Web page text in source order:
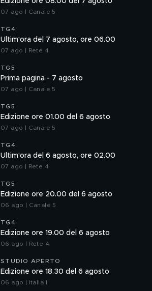
07 ago | Canale 5
TG4
Ultim'ora del 7 agosto, ore 06.00
07 ago | Rete 4
TG5
Prima pagina - 7 agosto
07 ago | Canale 5
TG5
Edizione ore 01.00 del 6 agosto
07 ago | Canale 5
TG4
Ultim'ora del 6 agosto, ore 02.00
07 ago | Rete 4
TG5
Edizione ore 20.00 del 6 agosto
06 ago | Canale 5
TG4
Edizione ore 19.00 del 6 agosto
06 ago | Rete 4
STUDIO APERTO
Edizione ore 18.30 del 6 agosto
06 ago | Italia 1